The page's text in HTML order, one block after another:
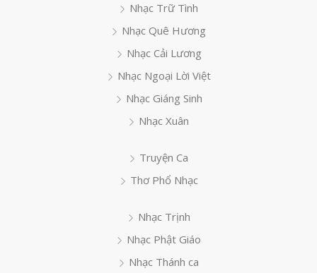
Nhạc Trữ Tình
Nhạc Quê Hương
Nhạc Cải Lương
Nhạc Ngoại Lời Việt
Nhạc Giáng Sinh
Nhạc Xuân
Truyện Ca
Thơ Phổ Nhạc
Nhạc Trịnh
Nhạc Phật Giáo
Nhạc Thánh ca